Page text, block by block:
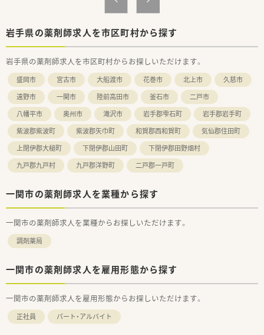
■豊富なノウハウがある環境で在宅医療に深く携わり、地域医療
の第一線で貢献したい方に最適な求人案件です。
スを重視しながら長く腰を据えて働きたい方に最適です。
岩手県の薬剤師求人を市区町村から探す
岩手県の薬剤師求人を市区町村からお探しいただけます。
盛岡市 宮古市 大船渡市 花巻市 北上市
久慈市
遠野市
一関市 陸前高田市 釜石市
二戸市
八幡平市
奥州市 滝沢市 岩手郡雫石町
岩手郡岩手町
紫波郡紫波町
紫波郡矢巾町 和賀郡西和賀町
気仙郡住田町
上閉伊郡大槌町
下閉伊郡山田町
下閉伊郡田野畑村
九戸郡九戸村
九戸郡洋野町 二戸郡一戸町
一関市の薬剤師求人を業種から探す
一関市の薬剤師求人を業種からお探しいただけます。
調剤薬局
一関市の薬剤師求人を雇用形態から探す
一関市の薬剤師求人を雇用形態からお探しいただけます。
正社員 パート・アルバイト